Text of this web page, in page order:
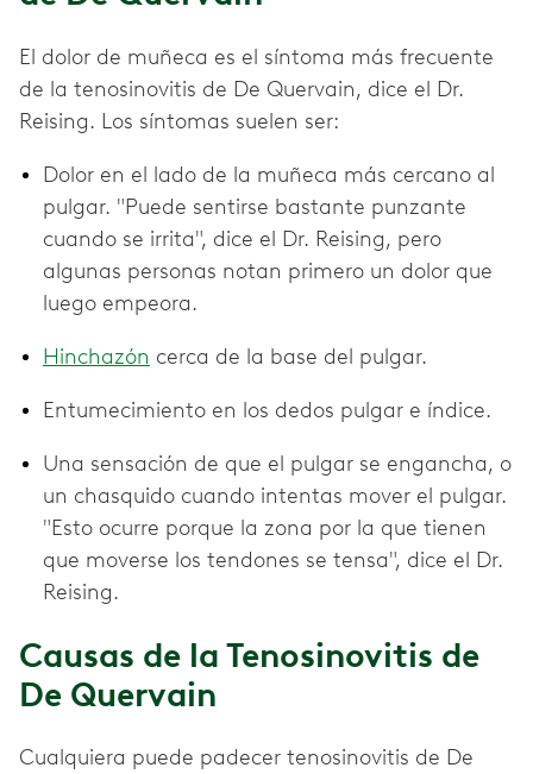
El dolor de muñeca es el síntoma más frecuente
de la tenosinovitis de De Quervain, dice el Dr.
Reising. Los síntomas suelen ser:
Dolor en el lado de la muñeca más cercano al
pulgar. "Puede sentirse bastante punzante
cuando se irrita", dice el Dr. Reising, pero
algunas personas notan primero un dolor que
luego empeora.
Hinchazón cerca de la base del pulgar.
Entumecimiento en los dedos pulgar e índice.
Una sensación de que el pulgar se engancha, o
un chasquido cuando intentas mover el pulgar.
"Esto ocurre porque la zona por la que tienen
que moverse los tendones se tensa", dice el Dr.
Reising.
Causas de la Tenosinovitis de
De Quervain
Cualquiera puede padecer tenosinovitis de De